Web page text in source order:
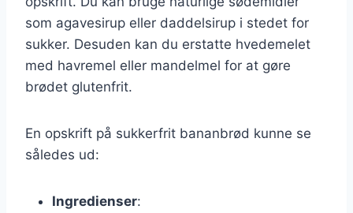
som agavesirup eller daddelsirup i stedet for
sukker. Desuden kan du erstatte hvedemelet
med havremel eller mandelmel for at gøre
brødet glutenfrit.
En opskrift på sukkerfrit bananbrød kunne se
således ud:
Ingredienser: